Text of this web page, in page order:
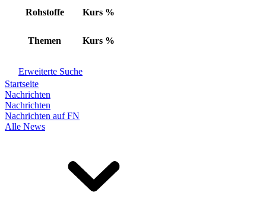
Rohstoffe Kurs %
Themen Kurs %
Erweiterte Suche
Startseite
Nachrichten
Nachrichten
Nachrichten auf FN
Alle News